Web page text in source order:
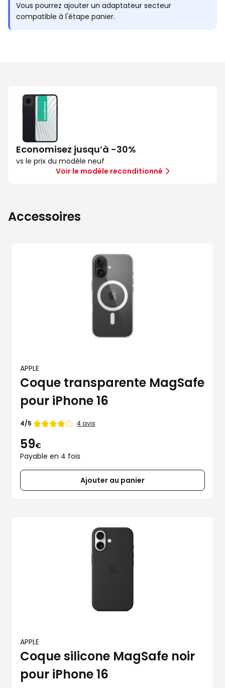
Vous pourrez ajouter un adaptateur secteur
compatible à l'étape panier.
Economisez jusqu’à -30%
vs le prix du modèle neuf
Voir le modèle reconditionné
Accessoires
APPLE
Coque transparente MagSafe
pour iPhone 16
Note
4/5 4 avis
59€
Payable en 4 fois
Ajouter au panier
APPLE
Coque silicone MagSafe noir
pour iPhone 16